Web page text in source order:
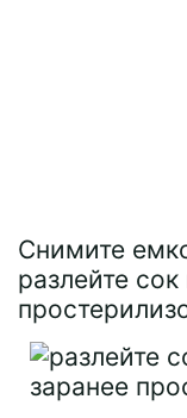
Снимите
разлейте